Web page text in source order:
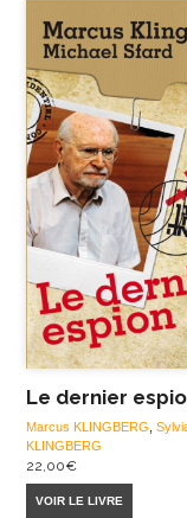
Le dernier
Marcus KLINGBERG ,
KLINGBERG
22,00€
VOIR LE LIVRE